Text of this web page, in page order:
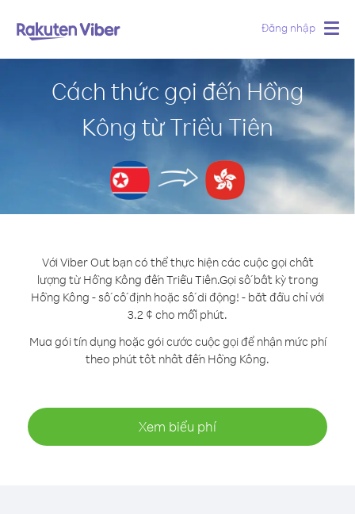
Đăng nhập
Cách thức gọi đến Hồng
Kông từ Triều Tiên
Với Viber Out bạn có thể thực hiện các cuộc gọi chất
lượng từ Hồng Kông đến Triều Tiên.Gọi số bất kỳ trong
Hồng Kông - số cố định hoặc số di động! - bắt đầu chỉ với
3.2 ¢ cho mỗi phút.
Mua gói tín dụng hoặc gói cước cuộc gọi để nhận mức phí
theo phút tốt nhất đến Hồng Kông.
Xem biểu phí